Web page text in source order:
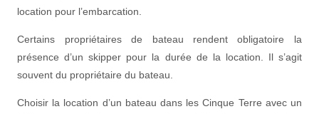
location pour l’embarcation.
Certains propriétaires de bateau rendent obligatoire la
présence d’un skipper pour la durée de la location. Il s’agit
souvent du propriétaire du bateau.
Choisir la location d’un bateau dans les Cinque Terre avec un